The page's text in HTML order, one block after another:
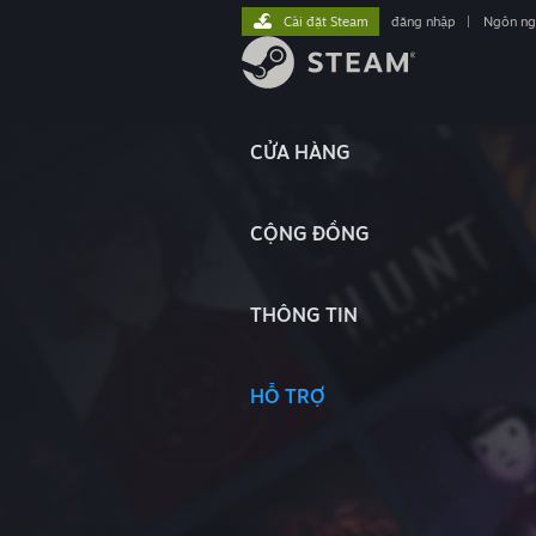
CỬA HÀNG
CỘNG ĐỒNG
THÔNG TIN
HỖ TRỢ
Cài đặt Steam đăng nhập Ngôn